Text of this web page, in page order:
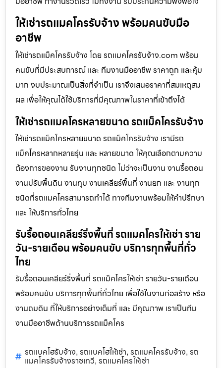
ให้เช่ารถแมคโครรับจ้าง พร้อมคนขับมือ
อาชีพ
ให้เช่ารถแม็คโครรับจ้าง โดย รถแมคโครรับจ้าง.com พร้อม
คนขับที่มีประสบการณ์ และ ทีมงานมืออาชีพ ราคาถูก และคุ้ม
มาก งบประมาณเป็นสิ่งที่จำเป็น เราจึงเสนอราคาที่สมเหตุสม
ผล เพื่อให้คุณได้ใช้บริการที่มีคุณภาพในราคาที่เข้าถึงได้
ให้เช่ารถแมคโครหลายขนาด รถแม็คโครรับจ้าง
ให้เช่ารถแม็คโครหลายขนาด รถแม็คโครรับจ้าง เรามีรถ
แม็คโครหลากหลายรุ่น และ หลายขนาด ให้คุณเลือกตามความ
ต้องการของงาน รับงานทุกชนิด ไม่ว่าจะเป็นงาน งานรื้อถอน
งานปรับพื้นดิน งานทุบ งานเคลียร์พื้นที่ งานยก และ งานทุก
ชนิดที่รถแมคโครสามารถทำได้ ทางทีมงานพร้อมให้คำปรึกษา
และ ให้บริการทั่วไทย
รับรื้อถอนเคลียร์ริ่งพื้นที่ รถแมคโครให้เช่า ราย
วัน-รายเดือน พร้อมคนขับ บริการทุกพื้นที่ทั่ว
ไทย
รับรื้อถอนเคลียร์ริ่งพื้นที่ รถแม็คโครให้เช่า รายวัน-รายเดือน
พร้อมคนขับ บริการทุกพื้นที่ทั่วไทย เพื่อใช้ในงานก่อสร้าง หรือ
งานถมดิน ที่ให้บริการอย่างเต็มที่ และ มีคุณภาพ เราเป็นทีม
งานมืออาชีพด้านบริการรถแม็คโคร
รถแบคโฮรับจ้าง, รถแบคโฮให้เช่า, รถแมคโครรับจ้าง, รถ
แมคโครรับจ้างราชเทวี, รถแมคโครให้เช่า